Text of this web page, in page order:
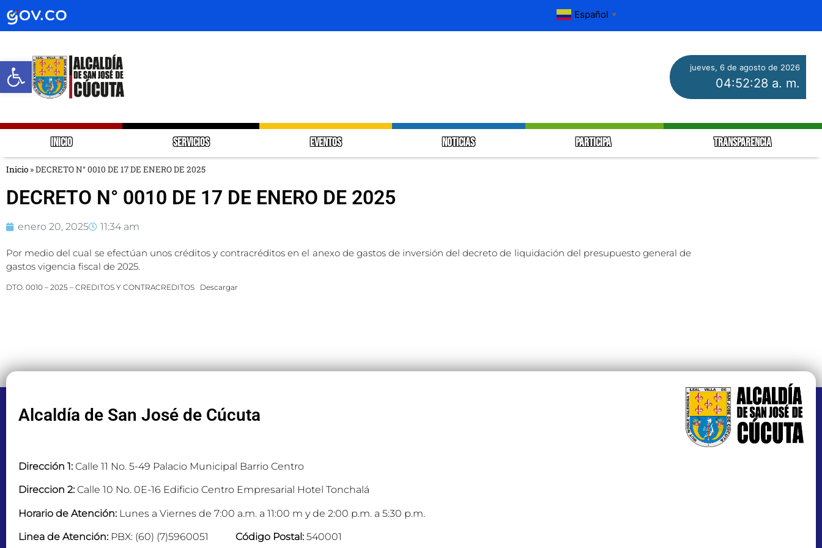
Abrir barra de herramientas
Español ▼
jueves, 6 de agosto de 2026
04:52:28 a. m.
INICIO SERVICIOS EVENTOS NOTICIAS PARTICIPA TRANSPARENCIA
Inicio »DECRETO N° 0010 DE 17 DE ENERO DE 2025
DECRETO N° 0010 DE 17 DE ENERO DE 2025
enero 20, 2025 11:34 am
Por medio del cual se efectúan unos créditos y contracréditos en el anexo de gastos de inversión del decreto de liquidación del presupuesto general de
gastos vigencia fiscal de 2025.
DTO. 0010 – 2025 – CREDITOS Y CONTRACREDITOS Descargar
Alcaldía de San José de Cúcuta
Dirección 1: Calle 11 No. 5-49 Palacio Municipal Barrio Centro
Direccion 2: Calle 10 No. 0E-16 Edificio Centro Empresarial Hotel Tonchalá
Horario de Atención: Lunes a Viernes de 7:00 a.m. a 11:00 m y de 2:00 p.m. a 5:30 p.m.
Linea de Atención: PBX: (60) (7)5960051 Código Postal: 540001